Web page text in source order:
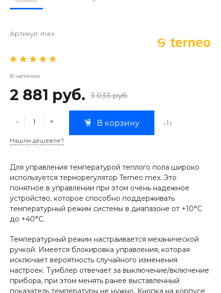
Артикул: mex
В наличии
2 881 руб. 3 033 руб.
- + В корзину
Нашли дешевле?
Для управления температурой теплого пола широко
используется терморегулятор Terneo mex. Это
понятное в управлении при этом очень надежное
устройство, которое способно поддерживать
температурный режим системы в диапазоне от +10°С
до +40°С.
Температурный режим настраивается механической
ручкой. Имеется блокировка управления, которая
исключает вероятность случайного изменения
настроек. Тумблер отвечает за выключение/включение
прибора, при этом менять ранее выставленный
показатель температуры не нужно. Кнопка на корпусе